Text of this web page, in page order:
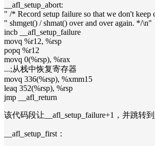
__afl_setup_abort:
" /* Record setup failure so that we don't keep
" shmget() / shmat() over and over again. */\n"
incb __afl_setup_failure
movq %r12, %rsp
popq %r12
movq 0(%rsp), %rax
...;从栈中恢复寄存器
movq 336(%rsp), %xmm15
leaq 352(%rsp), %rsp
jmp __afl_return
该代码段让__afl_setup_failure+1，并跳转到
__afl_setup_first：